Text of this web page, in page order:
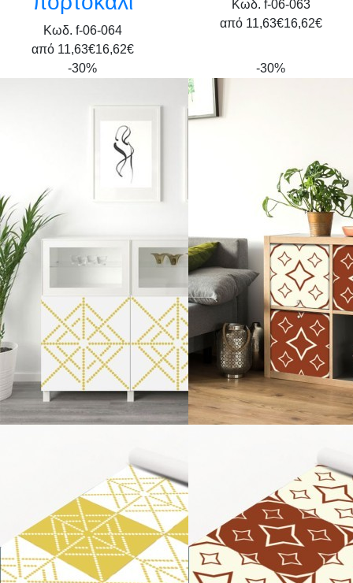
Κωδ. f-06-064
από 11,63€16,62€
Κωδ. f-06-063
από 11,63€16,62€
-30% -30%